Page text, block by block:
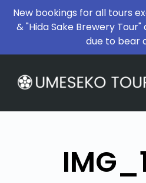
New bookings for all tours
& "Hida Sake Brewery
due to bear